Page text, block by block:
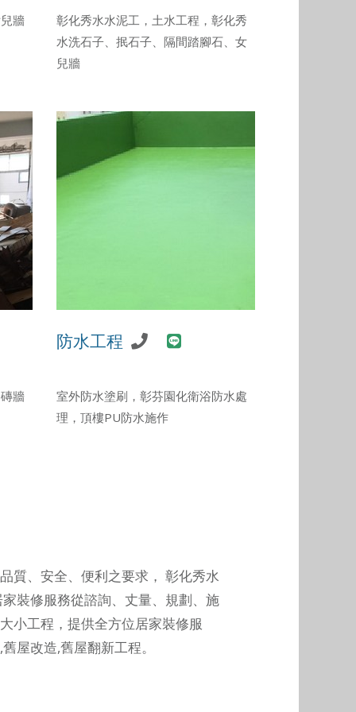
牆
彰化秀水水泥工，土水工程，彰化秀
水洗石子、抿石子、隔間踏腳石、女
兒牆
牆
防水工程
室外防水塗刷，彰芬園化衛浴防水處
理，頂樓PU防水施作
質、安全、便利之要求， 彰化秀水
裝修服務從諮詢、丈量、規劃、施
小工程，提供全方位居家裝修服
屋改造,舊屋翻新工程。